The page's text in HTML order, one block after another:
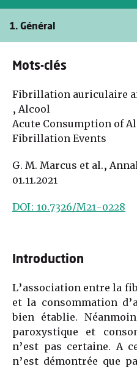
1. Général
Mots-clés
Fibrillation auriculaire
, Alcool
Acute Consumption of
Fibrillation Events
G. M. Marcus et al.,
01.11.2021
DOI: 10.7326/M21-0228
Introduction
L’association entre la
et la consommation
bien établie.
paroxystique et
n’est pas certaine. A
n’est démontrée que